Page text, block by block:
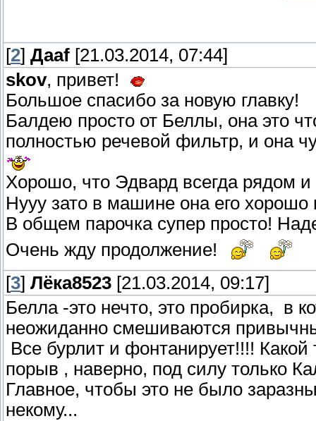
[2] Даaf [21.03.2014, 07:44]
skov, привет!
Большое спасибо за новую главку!
Балдею просто от Беллы, она это
полностью речевой фильтр, и она
Хорошо, что Эдвард всегда рядом
Нууу зато в машине она его хорошо
В общем парочка супер просто!
Очень жду продолжение!
[3] Лёка8523 [21.03.2014, 09:17]
Белла -это нечто, это пробирка, в
неожиданно смешиваются
Все бурлит и фонтанирует!!!!
порыв , наверно, под силу только
Главное, чтобы это не было
некому...